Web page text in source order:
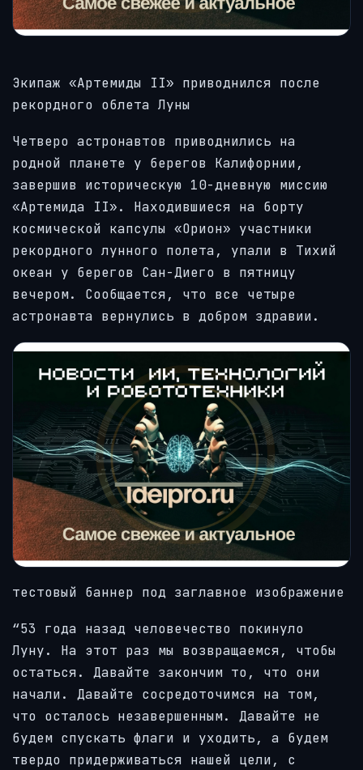
Экипаж «Артемиды II» приводнился после
рекордного облета Луны
Четверо астронавтов приводнились на
родной планете у берегов Калифорнии,
завершив историческую 10-дневную миссию
«Артемида II». Находившиеся на борту
космической капсулы «Орион» участники
рекордного лунного полета, упали в Тихий
океан у берегов Сан-Диего в пятницу
вечером. Сообщается, что все четыре
астронавта вернулись в добром здравии.
тестовый баннер под заглавное изображение
“53 года назад человечество покинуло
Луну. На этот раз мы возвращаемся, чтобы
остаться. Давайте закончим то, что они
начали. Давайте сосредоточимся на том,
что осталось незавершенным. Давайте не
будем спускать флаги и уходить, а будем
твердо придерживаться нашей цели, с